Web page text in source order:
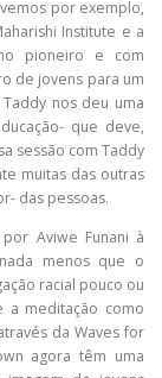
por exemplo,
Institute e a
pioneiro e com
de jovens para um
nos deu uma
que deve,
sessão com Taddy
muitas das outras
das pessoas.
Aviwe Funani à
menos que o
racial pouco ou
a meditação como
da Waves for
agora têm uma